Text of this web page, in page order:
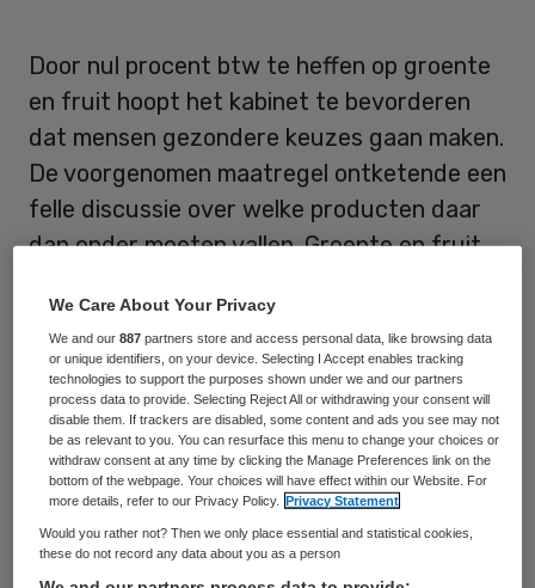
Door nul procent btw te heffen op groente
en fruit hoopt het kabinet te bevorderen
dat mensen gezondere keuzes gaan maken.
De voorgenomen maatregel ontketende een
felle discussie over welke producten daar
dan onder moeten vallen. Groente en fruit
bewerkte vormen, soms met toevoeging
van bijvoorbeeld suiker of zout waardoor
het eindproduct minder gezond wordt.
Uitvoerbaarheid
SEO heeft gekeken welke afbakening zou
kunnen werken. “Op basis van
We Care About Your Privacy
We and our887 partners store and access personal data, like browsing data
or unique identifiers, on your device. Selecting I Accept enables tracking
technologies to support the purposes shown under we and our partners
process data to provide. Selecting Reject All or withdrawing your consent will
disable them. If trackers are disabled, some content and ads you see may not
be as relevant to you. You can resurface this menu to change your choices or
withdraw consent at any time by clicking the Manage Preferences link on the
bottom of the webpage. Your choices will have effect within our Website. For
more details, refer to our Privacy Policy.
Privacy Statement
Would you rather not? Then we only place essential and statistical cookies,
these do not record any data about you as a person